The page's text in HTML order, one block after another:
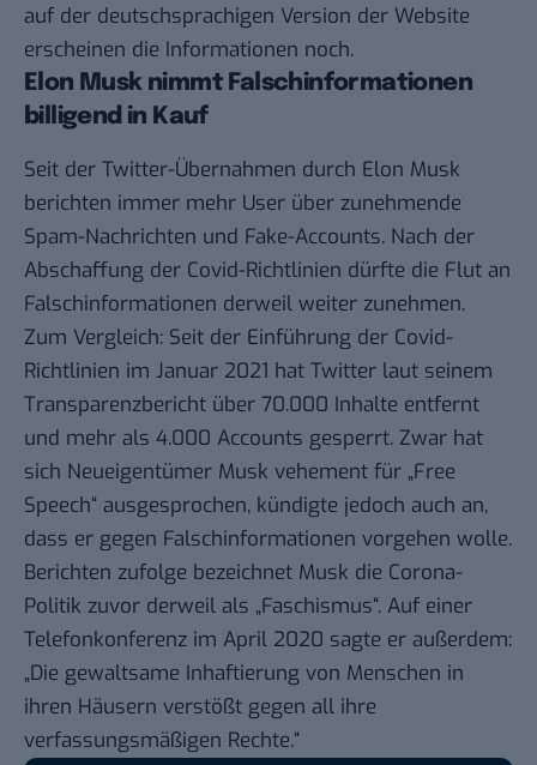
auf der deutschsprachigen Version der Website
erscheinen die Informationen noch.
Elon Musk nimmt Falschinformationen
billigend in Kauf
Seit der Twitter-Übernahmen durch Elon Musk
berichten immer mehr User über zunehmende
Spam-Nachrichten und Fake-Accounts. Nach der
Abschaffung der Covid-Richtlinien dürfte die Flut an
Falschinformationen derweil weiter zunehmen.
Zum Vergleich: Seit der Einführung der Covid-
Richtlinien im Januar 2021 hat Twitter laut seinem
Transparenzbericht über 70.000 Inhalte entfernt
und mehr als 4.000 Accounts gesperrt. Zwar hat
sich Neueigentümer Musk vehement für „Free
Speech“ ausgesprochen, kündigte jedoch auch an,
dass er gegen Falschinformationen vorgehen wolle.
Berichten zufolge bezeichnet Musk die Corona-
Politik zuvor derweil als „Faschismus“. Auf einer
Telefonkonferenz im April 2020 sagte er außerdem:
„Die gewaltsame Inhaftierung von Menschen in
ihren Häusern verstößt gegen all ihre
verfassungsmäßigen Rechte.“